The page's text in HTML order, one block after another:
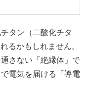
タン（二酸化チタ
るかもしれません。
さない「絶縁体」で
電気を届ける「導電